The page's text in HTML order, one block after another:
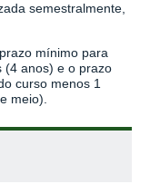
semestralmente,
mínimo para
(4 anos) e o prazo
curso menos 1
meio).